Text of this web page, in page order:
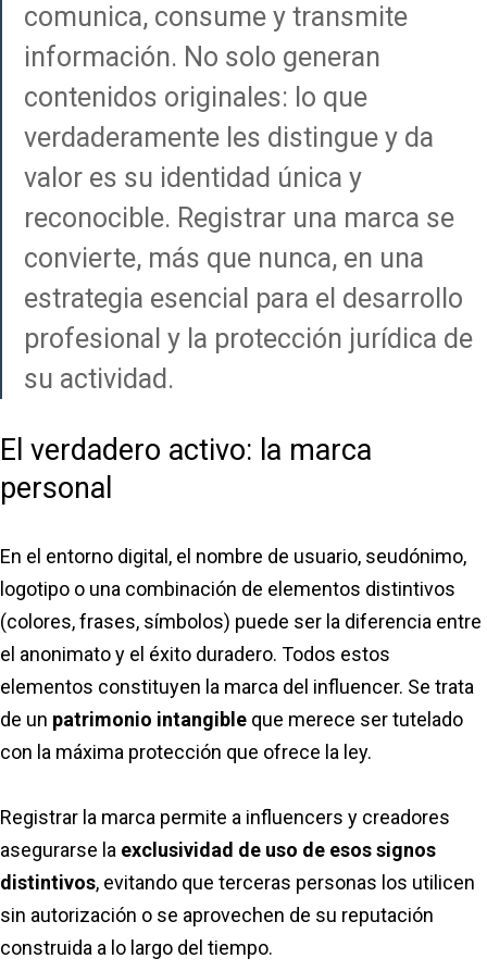
comunica, consume y transmite
información. No solo generan
contenidos originales: lo que
verdaderamente les distingue y da
valor es su identidad única y
reconocible. Registrar una marca se
convierte, más que nunca, en una
estrategia esencial para el desarrollo
profesional y la protección jurídica de
su actividad.
El verdadero activo: la marca
personal
En el entorno digital, el nombre de usuario, seudónimo,
logotipo o una combinación de elementos distintivos
(colores, frases, símbolos) puede ser la diferencia entre
el anonimato y el éxito duradero. Todos estos
elementos constituyen la marca del influencer. Se trata
de un patrimonio intangible que merece ser tutelado
con la máxima protección que ofrece la ley.
Registrar la marca permite a influencers y creadores
asegurarse la exclusividad de uso de esos signos
distintivos, evitando que terceras personas los utilicen
sin autorización o se aprovechen de su reputación
construida a lo largo del tiempo.